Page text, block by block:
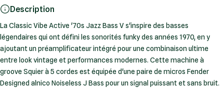
Description
La Classic Vibe Active '70s Jazz Bass V s'inspire des basses
légendaires qui ont défini les sonorités funky des années 1970, en y
ajoutant un préamplificateur intégré pour une combinaison ultime
entre look vintage et performances modernes. Cette machine à
groove Squier à 5 cordes est équipée d'une paire de micros Fender
Designed alnico Noiseless J Bass pour un signal puissant et sans bruit.